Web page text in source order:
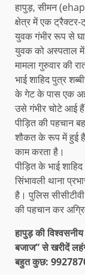
हापुड़, सीमन
क्षेत्र में एक ट्रैक्टर-
युवक गंभीर रूप से
युवक को अस्पताल में
मामला गुरुवार की
भाई शाहिद पुत्र
के गेट के पास एक
उसे गंभीर चोटे आई
पीड़ित की पहचान
शौकत के रूप में हुई है
काम करता है।
पीड़ित के भाई
सिंभावली थाना
है। पुलिस
की पहचान कर
हापुड़ की
बजाज” से खरीदें
बहुत कुछ: